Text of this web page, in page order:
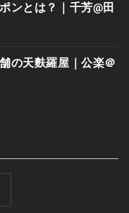
ンとは？｜千芳@田
の天麩羅屋｜公楽＠